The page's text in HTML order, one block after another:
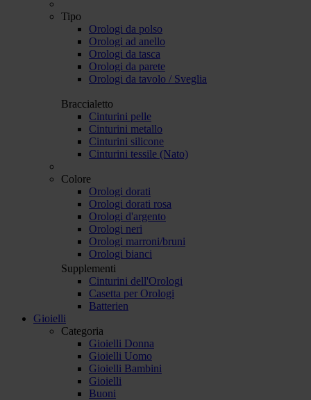
Tipo
Orologi da polso
Orologi ad anello
Orologi da tasca
Orologi da parete
Orologi da tavolo / Sveglia
Braccialetto
Cinturini pelle
Cinturini metallo
Cinturini silicone
Cinturini tessile (Nato)
Colore
Orologi dorati
Orologi dorati rosa
Orologi d'argento
Orologi neri
Orologi marroni/bruni
Orologi bianci
Supplementi
Cinturini dell'Orologi
Casetta per Orologi
Batterien
Gioielli
Categoria
Gioielli Donna
Gioielli Uomo
Gioielli Bambini
Gioielli
Buoni